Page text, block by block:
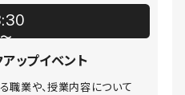
ップイベント
職業や、授業内容について